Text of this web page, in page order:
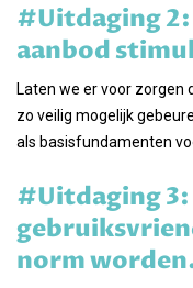
#Uitdaging
aanbod
Laten we er voor zorgen
zo veilig mogelijk
als basisfundamenten
#Uitdaging
norm